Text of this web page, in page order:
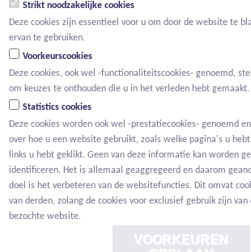
BTW BE 0466.256.432
Strikt noodzakelijke cookies
Deze cookies zijn essentieel voor u om door de website te
ervan te gebruiken.
Voorkeurscookies
Deze cookies, ook wel -functionaliteitscookies- genoemd,
om keuzes te onthouden die u in het verleden hebt gemaakt.
Statistics cookies
Deze cookies worden ook wel -prestatiecookies- genoemd
over hoe u een website gebruikt, zoals welke pagina's u
links u hebt geklikt. Geen van deze informatie kan worden
identificeren. Het is allemaal geaggregeerd en daarom
doel is het verbeteren van de websitefuncties. Dit omvat
van derden, zolang de cookies voor exclusief gebruik zijn van
bezochte website.
VOORKEUREN